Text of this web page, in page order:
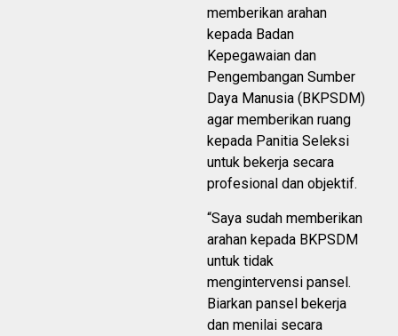
memberikan arahan
kepada Badan
Kepegawaian dan
Pengembangan Sumber
Daya Manusia (BKPSDM)
agar memberikan ruang
kepada Panitia Seleksi
untuk bekerja secara
profesional dan objektif.
“Saya sudah memberikan
arahan kepada BKPSDM
untuk tidak
mengintervensi pansel.
Biarkan pansel bekerja
dan menilai secara